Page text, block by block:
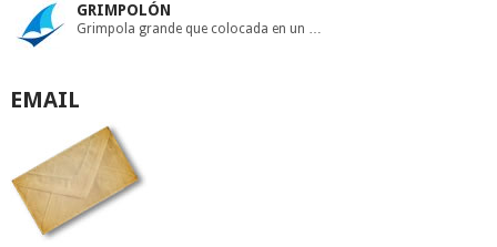
GRIMPOLÓN
Grimpola grande que colocada en un …
EMAIL